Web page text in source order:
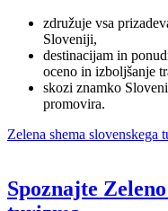
združuje vsa
Sloveniji,
destinacijam in
oceno in izboljšanje
skozi znamko
promovira.
Zelena shema slovenskega
Spoznajte